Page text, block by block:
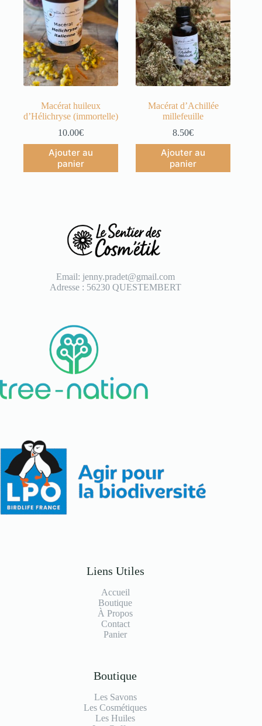
Macérat huileux
d’Hélichryse (immortelle)
10.00€
Ajouter au
panier
Macérat d’Achillée
millefeuille
8.50€
Ajouter au
panier
Email: jenny.pradet@gmail.com
Adresse : 56230 QUESTEMBERT
Liens Utiles
Accueil
Boutique
À Propos
Contact
Panier
Boutique
Les Savons
Les Cosmétiques
Les Huiles